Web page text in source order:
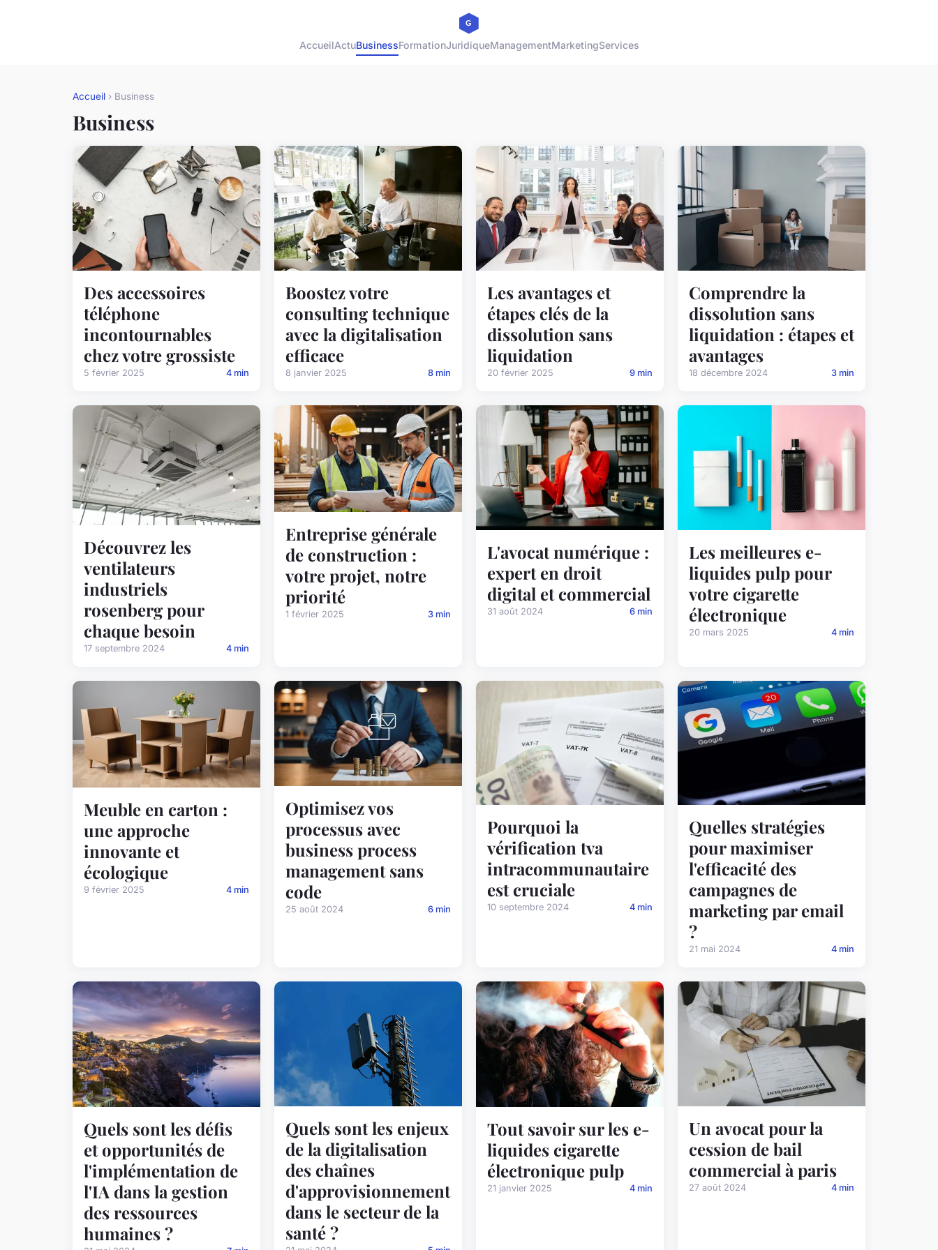
AccueilActuBusinessFormationJuridiqueManagementMarketingServices
Accueil › Business
Business
Des accessoires
téléphone
incontournables
chez votre grossiste
5 février 2025 4 min
Boostez votre
consulting technique
avec la digitalisation
efficace
8 janvier 2025 8 min
Les avantages et
étapes clés de la
dissolution sans
liquidation
20 février 2025 9 min
Comprendre la
dissolution sans
liquidation : étapes et
avantages
18 décembre 2024 3 min
Découvrez les
ventilateurs
industriels
rosenberg pour
chaque besoin
17 septembre 2024 4 min
Entreprise générale
de construction :
votre projet, notre
priorité
1 février 2025 3 min
L'avocat numérique :
expert en droit
digital et commercial
31 août 2024 6 min
Les meilleures e-
liquides pulp pour
votre cigarette
électronique
20 mars 2025 4 min
Meuble en carton :
une approche
innovante et
écologique
9 février 2025 4 min
Optimisez vos
processus avec
business process
management sans
code
25 août 2024 6 min
Pourquoi la
vérification tva
intracommunautaire
est cruciale
10 septembre 2024 4 min
Quelles stratégies
pour maximiser
l'efficacité des
campagnes de
marketing par email
?
21 mai 2024 4 min
Quels sont les défis
et opportunités de
l'implémentation de
l'IA dans la gestion
des ressources
humaines ?
Quels sont les enjeux
de la digitalisation
des chaînes
d'approvisionnement
dans le secteur de la
santé ?
Tout savoir sur les e-
liquides cigarette
électronique pulp
21 janvier 2025 4 min
Un avocat pour la
cession de bail
commercial à paris
27 août 2024 4 min